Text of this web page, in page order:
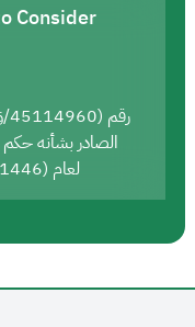
Consider
لعام (1446)هـ القاضي بتأييد الحكم برفض الدعوى